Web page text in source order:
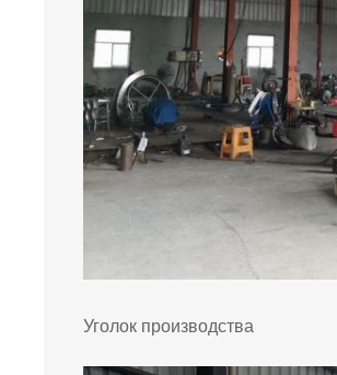
Уголок производства